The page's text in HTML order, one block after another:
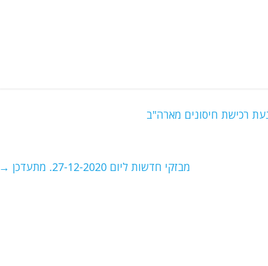
רכישת חיסונים מארה"ב
מבזקי חדשות ליום 27-12-2020. מתעדכן →